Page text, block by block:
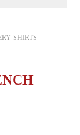
SHIRTS